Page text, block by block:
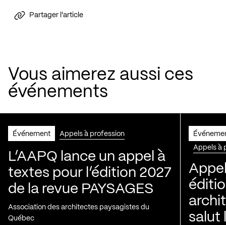
Partager l'article
Vous aimerez aussi ces
événements
Événement Appels à profession
L’AAPQ lance un appel à
textes pour l’édition 2027
de la revue PAYSAGES
Association des architectes paysagistes du
Québec
Appels à
salut